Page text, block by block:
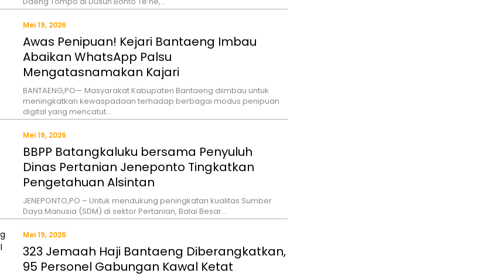
Mei 19, 2026
Awas Penipuan! Kejari Bantaeng Imbau
Abaikan WhatsApp Palsu
Mengatasnamakan Kajari
BANTAENG,PO— Masyarakat Kabupaten Bantaeng diimbau untuk
meningkatkan kewaspadaan terhadap berbagai modus penipuan
digital yang mencatut…
Mei 19, 2026
BBPP Batangkaluku bersama Penyuluh
Dinas Pertanian Jeneponto Tingkatkan
Pengetahuan Alsintan
JENEPONTO,PO – Untuk mendukung peningkatan kualitas Sumber
Daya Manusia (SDM) di sektor Pertanian, Balai Besar…
Mei 19, 2026
323 Jemaah Haji Bantaeng Diberangkatkan,
95 Personel Gabungan Kawal Ketat